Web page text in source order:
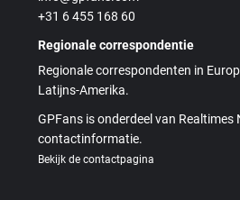
+31 6 455 168 60
Regionale correspondentie
Regionale correspondenten in
Latijns-Amerika.
GPFans is onderdeel van Realtimes
contactinformatie.
Bekijk de contactpagina